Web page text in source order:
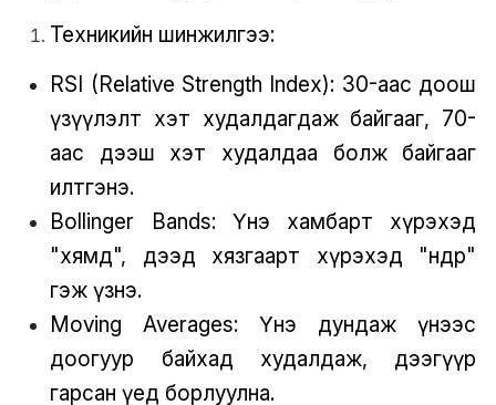
Техникийн шинжилгээ:
RSI (Relative Strength Index): 30-аас доош
үзүүлэлт хэт худалдагдаж байгааг, 70-
аас дээш хэт худалдаа болж байгааг
илтгэнэ.
Bollinger Bands: Үнэ хамбарт хүрэхэд
"хямд", дээд хязгаарт хүрэхэд "өндөр"
гэж үзнэ.
Moving Averages: Үнэ дундаж үнээс
доогуур байхад худалдаж, дээгүүр
гарсан үед борлуулна.